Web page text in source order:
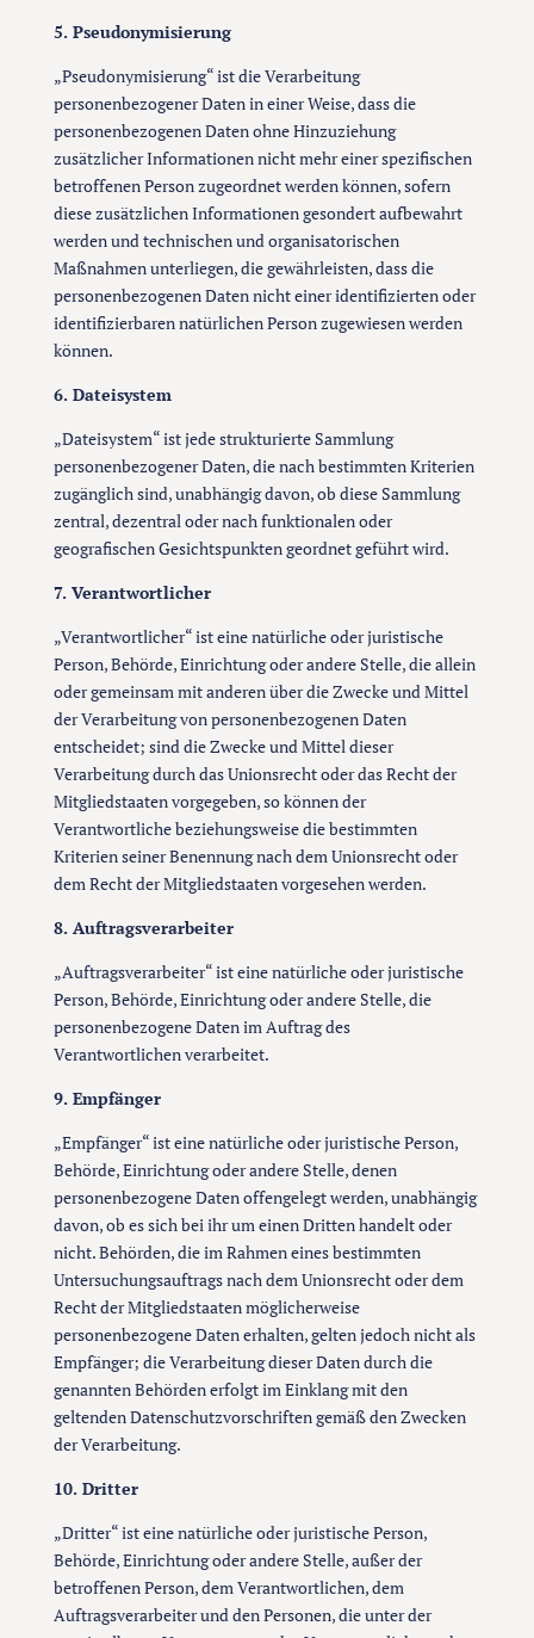
5. Pseudonymisierung
„Pseudonymisierung“ ist die Verarbeitung
personenbezogener Daten in einer Weise, dass die
personenbezogenen Daten ohne Hinzuziehung
zusätzlicher Informationen nicht mehr einer spezifischen
betroffenen Person zugeordnet werden können, sofern
diese zusätzlichen Informationen gesondert aufbewahrt
werden und technischen und organisatorischen
Maßnahmen unterliegen, die gewährleisten, dass die
personenbezogenen Daten nicht einer identifizierten oder
identifizierbaren natürlichen Person zugewiesen werden
können.
6. Dateisystem
„Dateisystem“ ist jede strukturierte Sammlung
personenbezogener Daten, die nach bestimmten Kriterien
zugänglich sind, unabhängig davon, ob diese Sammlung
zentral, dezentral oder nach funktionalen oder
geografischen Gesichtspunkten geordnet geführt wird.
7. Verantwortlicher
„Verantwortlicher“ ist eine natürliche oder juristische
Person, Behörde, Einrichtung oder andere Stelle, die allein
oder gemeinsam mit anderen über die Zwecke und Mittel
der Verarbeitung von personenbezogenen Daten
entscheidet; sind die Zwecke und Mittel dieser
Verarbeitung durch das Unionsrecht oder das Recht der
Mitgliedstaaten vorgegeben, so können der
Verantwortliche beziehungsweise die bestimmten
Kriterien seiner Benennung nach dem Unionsrecht oder
dem Recht der Mitgliedstaaten vorgesehen werden.
8. Auftragsverarbeiter
„Auftragsverarbeiter“ ist eine natürliche oder juristische
Person, Behörde, Einrichtung oder andere Stelle, die
personenbezogene Daten im Auftrag des
Verantwortlichen verarbeitet.
9. Empfänger
„Empfänger“ ist eine natürliche oder juristische Person,
Behörde, Einrichtung oder andere Stelle, denen
personenbezogene Daten offengelegt werden, unabhängig
davon, ob es sich bei ihr um einen Dritten handelt oder
nicht. Behörden, die im Rahmen eines bestimmten
Untersuchungsauftrags nach dem Unionsrecht oder dem
Recht der Mitgliedstaaten möglicherweise
personenbezogene Daten erhalten, gelten jedoch nicht als
Empfänger; die Verarbeitung dieser Daten durch die
genannten Behörden erfolgt im Einklang mit den
geltenden Datenschutzvorschriften gemäß den Zwecken
der Verarbeitung.
10. Dritter
„Dritter“ ist eine natürliche oder juristische Person,
Behörde, Einrichtung oder andere Stelle, außer der
betroffenen Person, dem Verantwortlichen, dem
Auftragsverarbeiter und den Personen, die unter der